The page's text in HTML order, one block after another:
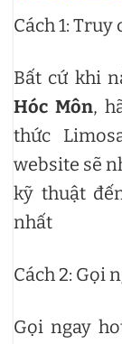
Cách 1:
Bất cứ khi
Hóc Môn,
thức
website sẽ
kỹ thuật
nhất
Cách 2: Gọi
Gọi ngay